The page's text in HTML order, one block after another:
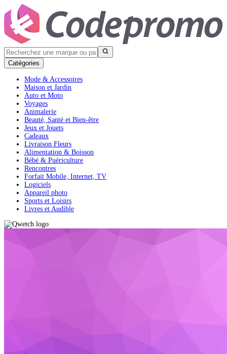
Catégories
Mode & Accessoires
Maison et Jardin
Auto et Moto
Voyages
Animalerie
Beauté, Santé et Bien-être
Jeux et Jouets
Cadeaux
Livraison Fleurs
Alimentation & Boisson
Bébé & Puériculture
Rencontres
Forfait Mobile, Internet, TV
Logiciels
Appareil photo
Sports et Loisirs
Livres et Audible